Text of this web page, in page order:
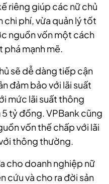
riêng giúp các nữ chủ
phí, vừa quản lý tốt
nguồn vốn một cách
mạnh mẽ.
sẽ dễ dàng tiếp cận
đảm bảo với lãi suất
mức lãi suất thông
tỷ đồng. VPBank cũng
vốn thế chấp với lãi
thông thường.
cho doanh nghiệp nữ
cứu và cho ra đời sản